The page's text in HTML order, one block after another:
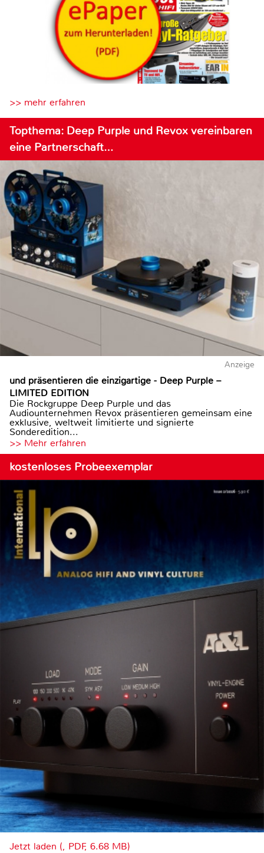
>> mehr erfahren
Topthema: Deep Purple und Revox vereinbaren
eine Partnerschaft…
Anzeige
und präsentieren die einzigartige - Deep Purple –
LIMITED EDITION
Die Rockgruppe Deep Purple und das
Audiounternehmen Revox präsentieren gemeinsam eine
exklusive, weltweit limitierte und signierte
Sonderedition...
>> Mehr erfahren
kostenloses Probeexemplar
Jetzt laden (, PDF, 6.68 MB)